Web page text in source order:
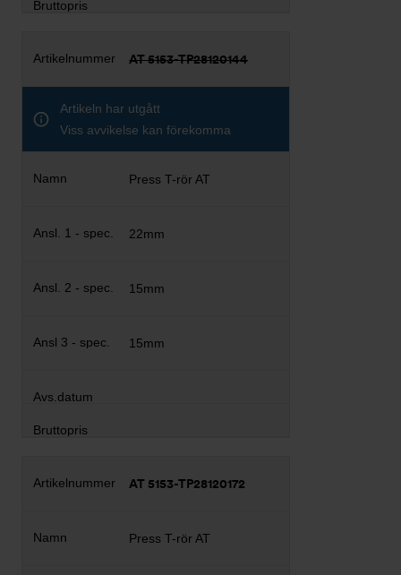
AT 5153-TP28120144
Artikeln har utgått
Viss avvikelse kan förekomma
Press T-rör AT
22mm
15mm
15mm
AT 5153-TP28120172
Press T-rör AT